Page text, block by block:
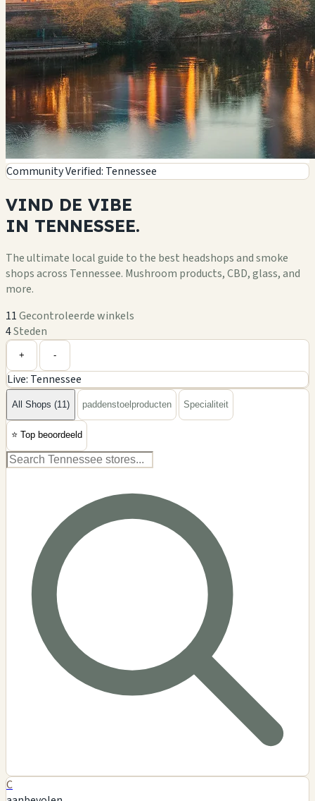
Community Verified: Tennessee
VIND DE VIBE
IN TENNESSEE.
The ultimate local guide to the best headshops and smoke
shops across Tennessee. Mushroom products, CBD, glass, and
more.
11Gecontroleerde winkels
4Steden
−
+ -
Live: Tennessee
All Shops (11) paddenstoelproducten Specialiteit
⭐ Top beoordeeld
C